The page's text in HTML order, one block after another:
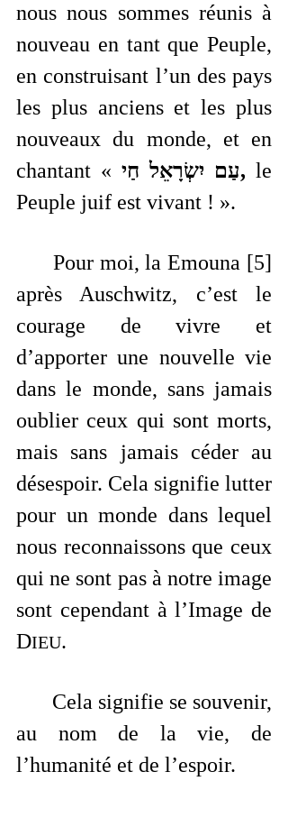
nous nous sommes réunis à
nouveau en tant que Peuple,
en construisant l’un des pays
les plus anciens et les plus
nouveaux du monde, et en
chantant «
עַם יִשְׂרָאֵל חַי, le
Peuple juif est vivant ! ».
après Auschwitz, c’est le
courage de vivre et
d’apporter une nouvelle vie
dans le monde, sans jamais
oublier ceux qui sont morts,
mais sans jamais céder au
désespoir. Cela signifie lutter
pour un monde dans lequel
nous reconnaissons que ceux
qui ne sont pas à notre image
sont cependant à l’Image de
DIEU.
au nom de la vie, de
l’humanité et de l’espoir.